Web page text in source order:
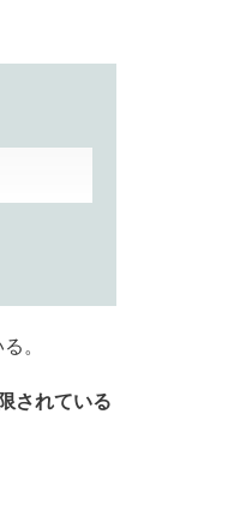
。
されている